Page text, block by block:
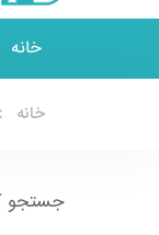
خانه
خانه
جستجو